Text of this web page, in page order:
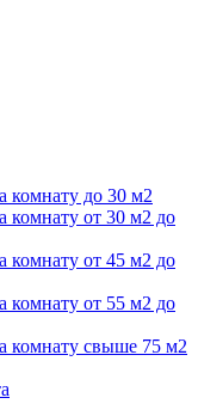
комнату до 30 м2
комнату от 30 м2 до
комнату от 45 м2 до
комнату от 55 м2 до
комнату свыше 75 м2